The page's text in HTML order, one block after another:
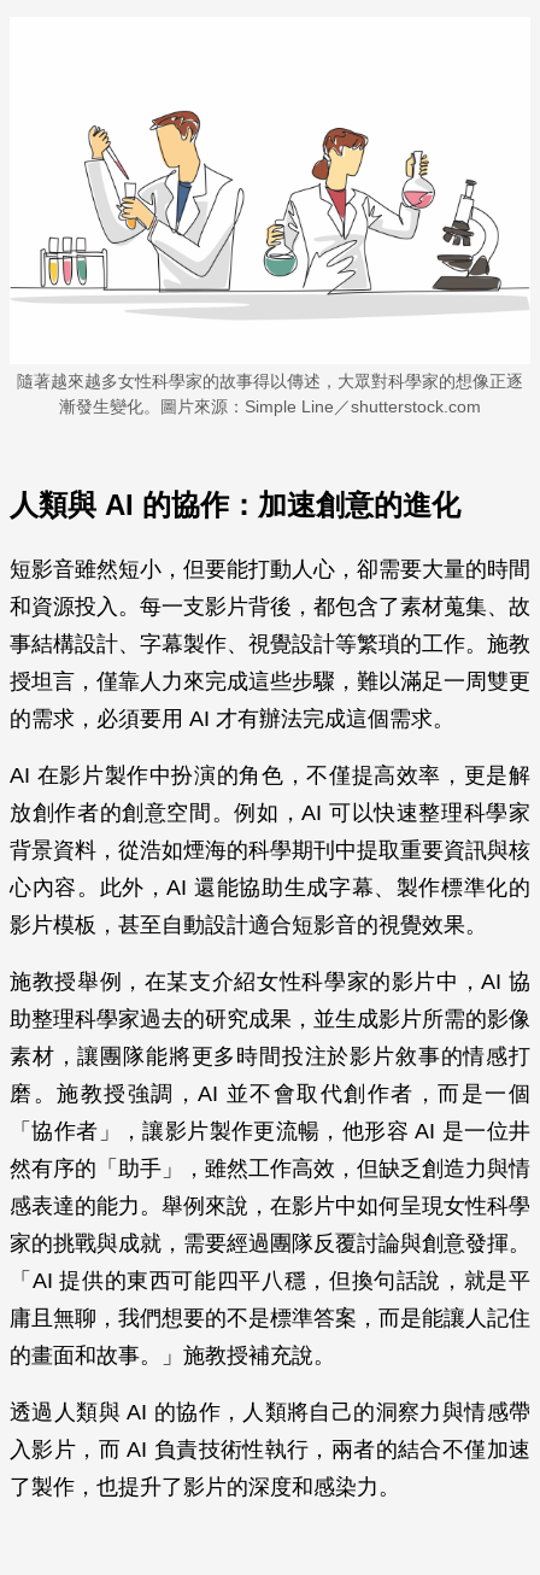
隨著越來越多女性科學家的故事得以傳述，大眾對科學家的想像正逐
漸發生變化。圖片來源：Simple Line／shutterstock.com
人類與 AI 的協作：加速創意的進化
短影音雖然短小，但要能打動人心，卻需要大量的時間
和資源投入。每一支影片背後，都包含了素材蒐集、故
事結構設計、字幕製作、視覺設計等繁瑣的工作。施教
授坦言，僅靠人力來完成這些步驟，難以滿足一周雙更
的需求，必須要用 AI 才有辦法完成這個需求。
AI 在影片製作中扮演的角色，不僅提高效率，更是解
放創作者的創意空間。例如，AI 可以快速整理科學家
背景資料，從浩如煙海的科學期刊中提取重要資訊與核
心內容。此外，AI 還能協助生成字幕、製作標準化的
影片模板，甚至自動設計適合短影音的視覺效果。
施教授舉例，在某支介紹女性科學家的影片中，AI 協
助整理科學家過去的研究成果，並生成影片所需的影像
素材，讓團隊能將更多時間投注於影片敘事的情感打
磨。施教授強調，AI 並不會取代創作者，而是一個
「協作者」，讓影片製作更流暢，他形容 AI 是一位井
然有序的「助手」，雖然工作高效，但缺乏創造力與情
感表達的能力。舉例來說，在影片中如何呈現女性科學
家的挑戰與成就，需要經過團隊反覆討論與創意發揮。
「AI 提供的東西可能四平八穩，但換句話說，就是平
庸且無聊，我們想要的不是標準答案，而是能讓人記住
的畫面和故事。」施教授補充說。
透過人類與 AI 的協作，人類將自己的洞察力與情感帶
入影片，而 AI 負責技術性執行，兩者的結合不僅加速
了製作，也提升了影片的深度和感染力。